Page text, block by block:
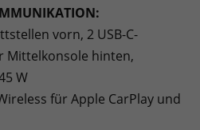
vorn, 2 USB-C-
Mittelkonsole hinten,
W
für Apple CarPlay und